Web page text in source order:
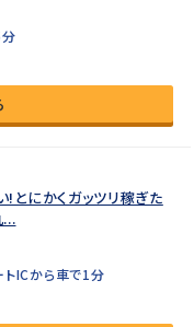
!とにかくガッツリ稼ぎた
...
ICから車で1分